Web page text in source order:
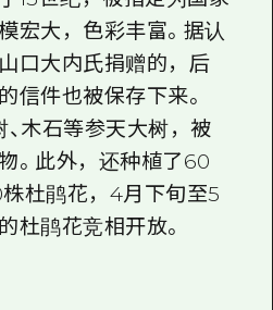
期间的交通信息
宣传册
宏大，色彩丰富。据认
口大内氏捐赠的，后
信件也被保存下来。
、木石等参天大树，被
。此外，还种植了60
杜鹃花，4月下旬至5
杜鹃花竞相开放。